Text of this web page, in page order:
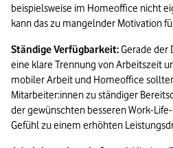
beispielsweise im Homeoffice nicht
kann das zu mangelnder Motivation
Ständige Verfügbarkeit: Gerade der
eine klare Trennung von Arbeitszeit
mobiler Arbeit und Homeoffice
Mitarbeiter:innen zu ständiger
der gewünschten besseren Work-
Gefühl zu einem erhöhten